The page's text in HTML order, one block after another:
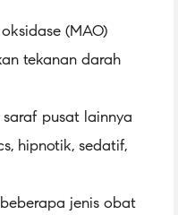
(MAO)
tekanan darah
pusat lainnya
hipnotik, sedatif,
jenis obat